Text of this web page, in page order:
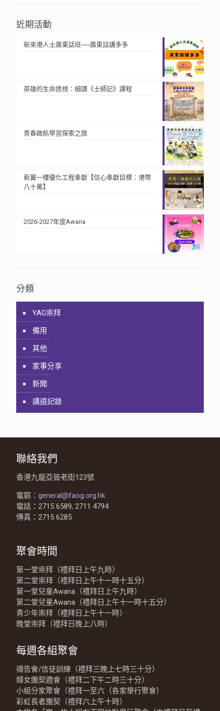
近期活動
新來港人士廣東話班──廣東話講多多
英雄的生命透視：細讀《士師記》課程
青春啟航學習探索之旅
新翼一樓優化工程奉獻【信心奉獻目標：港幣
八十萬】
2026-2027年度Awana
分類
YAG崇拜
備用
其他
家事分享
新聞
講道記錄
聯絡我們
香港九龍亞皆老街123號
電郵： general@faog.org.hk
電話：2715 6589, 2711 4794
傳真：2715 6285
聚會時間
第一堂崇拜（禮拜日上午九時）
第二堂崇拜（禮拜日上午十一時十五分）
第一堂兒童Awana（禮拜日上午九時）
第二堂兒童Awana（禮拜日上午十一時十五分）
青少年崇拜（禮拜日上午十一時）
晚堂崇拜（禮拜日晚上八時）
每週各組聚會
禱告會/信徒訓練（禮拜三晚上七時三十分）
婦女團契週會（禮拜二下午二時三十分）
小組分家聚會（禮拜一至六（各家舉行聚會）
彩虹長者團契（禮拜六上午十時）